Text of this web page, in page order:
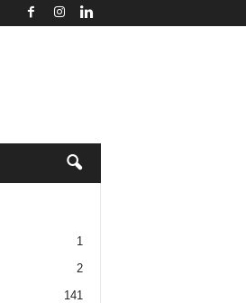
1
2
141